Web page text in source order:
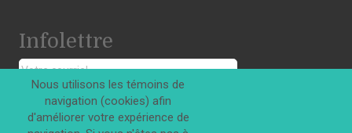
Infolettre
S'INSCRIRE
Nous utilisons les témoins de
navigation (cookies) afin
d'améliorer votre expérience de